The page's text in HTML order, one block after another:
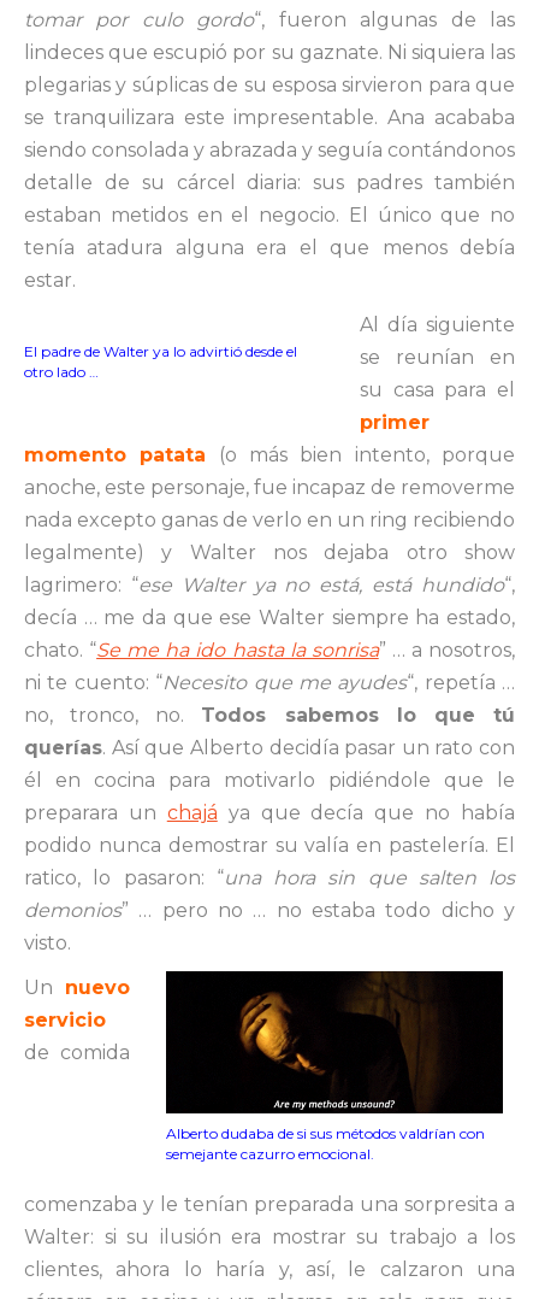
tomar por culo gordo“, fueron algunas de las
lindeces que escupió por su gaznate. Ni siquiera las
plegarias y súplicas de su esposa sirvieron para que
se tranquilizara este impresentable. Ana acababa
siendo consolada y abrazada y seguía contándonos
detalle de su cárcel diaria: sus padres también
estaban metidos en el negocio. El único que no
tenía atadura alguna era el que menos debía
estar.
El padre de Walter ya lo advirtió desde el
otro lado …
Al día siguiente
se reunían en
su casa para el
primer
momento patata (o más bien intento, porque
anoche, este personaje, fue incapaz de removerme
nada excepto ganas de verlo en un ring recibiendo
legalmente) y Walter nos dejaba otro show
lagrimero: “ese Walter ya no está, está hundido“,
decía … me da que ese Walter siempre ha estado,
chato. “Se me ha ido hasta la sonrisa” … a nosotros,
ni te cuento: “Necesito que me ayudes“, repetía …
no, tronco, no. Todos sabemos lo que tú
querías. Así que Alberto decidía pasar un rato con
él en cocina para motivarlo pidiéndole que le
preparara un chajá ya que decía que no había
podido nunca demostrar su valía en pastelería. El
ratico, lo pasaron: “una hora sin que salten los
demonios” … pero no … no estaba todo dicho y
visto.
Alberto dudaba de si sus métodos valdrían con
semejante cazurro emocional.
Un nuevo
servicio
de comida
comenzaba y le tenían preparada una sorpresita a
Walter: si su ilusión era mostrar su trabajo a los
clientes, ahora lo haría y, así, le calzaron una